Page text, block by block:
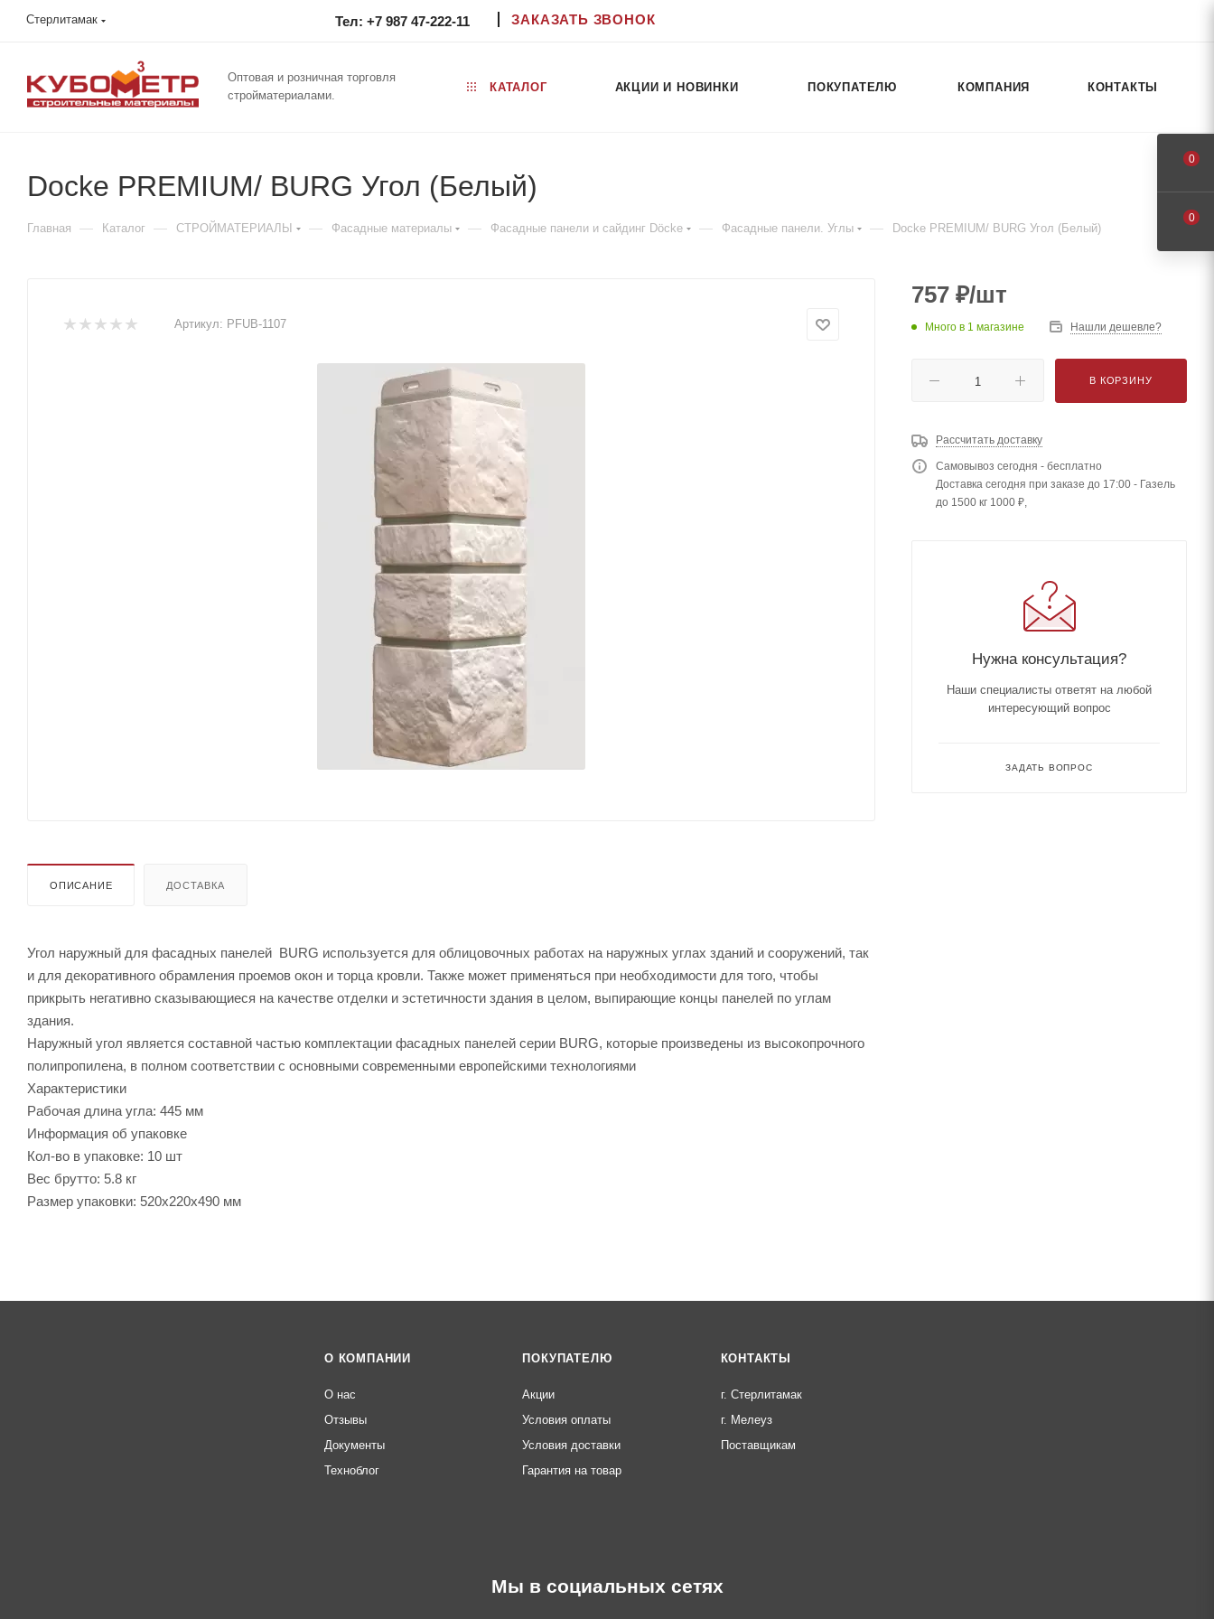
Стерлитамак Тел: +7 987 47-222-11 ЗАКАЗАТЬ ЗВОНОК
Оптовая и розничная торговля
стройматериалами.
КАТАЛОГ АКЦИИ И НОВИНКИ ПОКУПАТЕЛЮ КОМПАНИЯ КОНТАКТЫ
Docke PREMIUM/ BURG Угол (Белый)
Главная — Каталог — СТРОЙМАТЕРИАЛЫ — Фасадные материалы — Фасадные панели и сайдинг Döcke — Фасадные панели. Углы — Docke PREMIUM/ BURG Угол (Белый)
Артикул: PFUB-1107
ОПИСАНИЕ ДОСТАВКА
Угол наружный для фасадных панелей BURG используется для облицовочных работах на наружных углах зданий и сооружений, так
и для декоративного обрамления проемов окон и торца кровли. Также может применяться при необходимости для того, чтобы
прикрыть негативно сказывающиеся на качестве отделки и эстетичности здания в целом, выпирающие концы панелей по углам
здания.
Наружный угол является составной частью комплектации фасадных панелей серии BURG, которые произведены из высокопрочного
полипропилена, в полном соответствии с основными современными европейскими технологиями
Характеристики
Рабочая длина угла: 445 мм
Информация об упаковке
Кол-во в упаковке: 10 шт
Вес брутто: 5.8 кг
Размер упаковки: 520x220x490 мм
757 ₽/шт
Много в 1 магазине Нашли дешевле?
В КОРЗИНУ
Рассчитать доставку
Самовывоз сегодня - бесплатно
Доставка сегодня при заказе до 17:00 - Газель
до 1500 кг 1000 ₽,
Нужна консультация?
Наши специалисты ответят на любой
интересующий вопрос
ЗАДАТЬ ВОПРОС
О КОМПАНИИ
О нас
Отзывы
Документы
Техноблог
ПОКУПАТЕЛЮ
Акции
Условия оплаты
Условия доставки
Гарантия на товар
КОНТАКТЫ
г. Стерлитамак
г. Мелеуз
Поставщикам
Мы в социальных сетях
0
0